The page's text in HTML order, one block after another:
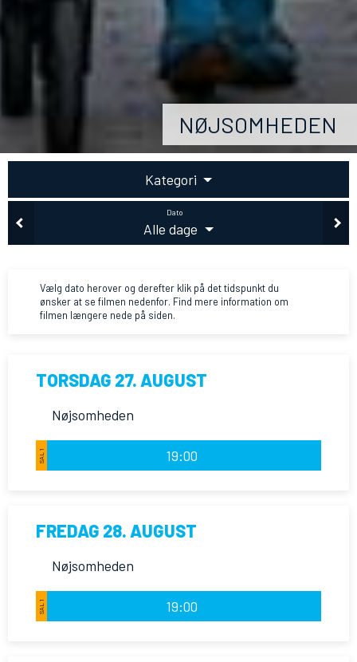
NØJSOMHEDEN
Kategori
Dato
Alle dage
Vælg dato herover og derefter klik på det tidspunkt du
ønsker at se filmen nedenfor. Find mere information om
filmen længere nede på siden.
TORSDAG 27. AUGUST
Nøjsomheden
SAL 1 19:00
FREDAG 28. AUGUST
Nøjsomheden
SAL 1 19:00